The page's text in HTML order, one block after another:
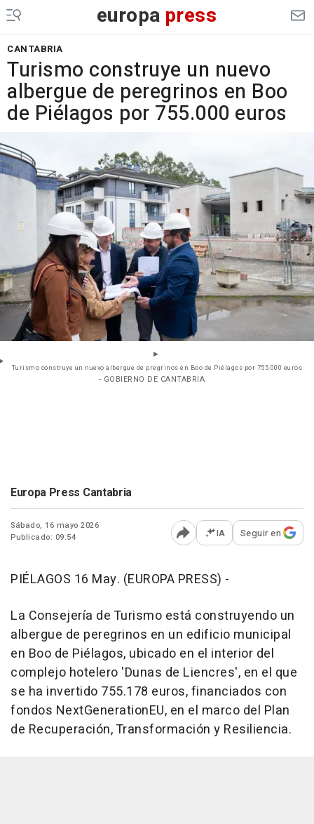
europa press
CANTABRIA
Turismo construye un nuevo
albergue de peregrinos en Boo
de Piélagos por 755.000 euros
Turismo construye un nuevo albergue de pregrinos en Boo de Piélagos por 755.000 euros
- GOBIERNO DE CANTABRIA
Europa Press Cantabria
Sábado, 16 mayo 2026
Publicado: 09:54
Abrir opciones para
IA Seguir en
PIÉLAGOS 16 May. (EUROPA PRESS) -
La Consejería de Turismo está construyendo un
albergue de peregrinos en un edificio municipal
en Boo de Piélagos, ubicado en el interior del
complejo hotelero 'Dunas de Liencres', en el que
se ha invertido 755.178 euros, financiados con
fondos NextGenerationEU, en el marco del Plan
de Recuperación, Transformación y Resiliencia.